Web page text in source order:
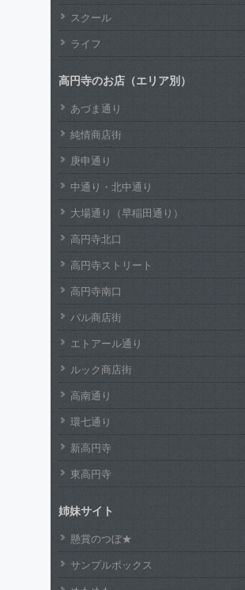
スクール
ライフ
高円寺のお店（エリア別）
あづま通り
純情商店街
庚申通り
中通り・北中通り
大場通り（早稲田通り）
高円寺北口
高円寺ストリート
高円寺南口
パル商店街
エトアール通り
ルック商店街
高南通り
環七通り
新高円寺
東高円寺
姉妹サイト
懸賞のつぼ★
サンプルボックス